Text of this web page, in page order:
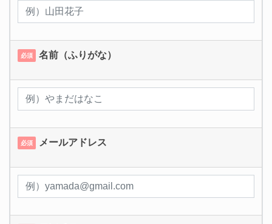
必須 名前（ふりがな）
必須 メールアドレス